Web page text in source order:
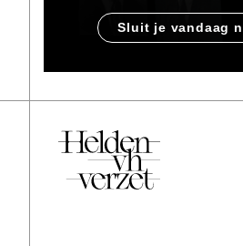
Sluit je vandaag